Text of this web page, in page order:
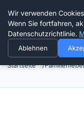
Verflixt-und-
Startseite
Wir verwenden
Wenn Sie fortfahren,
Datenschutzrichtlinie.
Ablehnen